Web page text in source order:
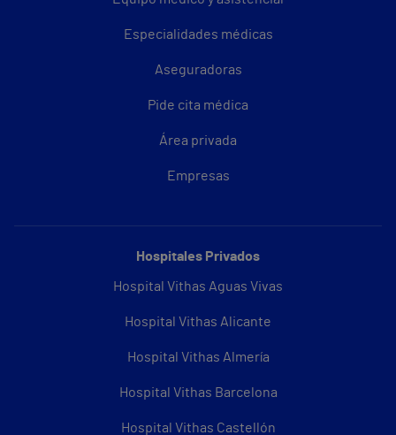
Especialidades médicas
Aseguradoras
Pide cita médica
Área privada
Empresas
Hospitales Privados
Hospital Vithas Aguas Vivas
Hospital Vithas Alicante
Hospital Vithas Almería
Hospital Vithas Barcelona
Hospital Vithas Castellón